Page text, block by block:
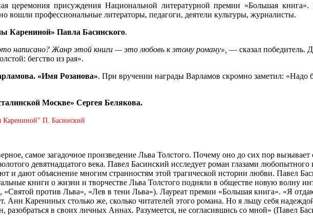
церемония присуждения Национальной литературной премии «Большая
вошли профессиональные литераторы, педагоги, деятели культуры, журналисты.
Карениной» Павла Басинского.
написано? Жанр этой книги — это любовь к этому роману», — сказал победитель.
бегство из рая».
«Имя Розанова». При вручении награды Варламов скромно заметил: «Надо
Москве» Сергея Белякова.
П. Басинский
самое загадочное произведение Льва Толстого. Почему оно до сих пор
девятнадцатого века. Павел Басинский исследует роман глазами
и дают объяснение многим странностям этой трагической истории любви. Павел
книги о жизни и творчестве Льва Толстого подняли в обществе новую волну
«Святой против Льва», «Лев в тени Льва»). Лауреат премии «Большая книга». «Я
Анн Карениных столько же, сколько читателей этого романа. Но я льщу себя
разобраться в своих личных Аннах. Разумеется, не согласившись со мной» (Павел